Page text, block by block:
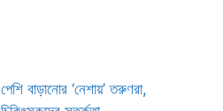
পেশি বাড়ানোর ‘নেশায়’ তরুণরা,